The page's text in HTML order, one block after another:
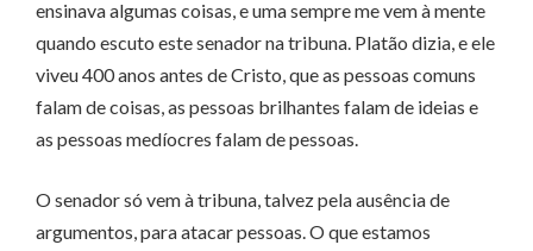
ensinava algumas coisas, e uma sempre me vem à mente
quando escuto este senador na tribuna. Platão dizia, e ele
viveu 400 anos antes de Cristo, que as pessoas comuns
falam de coisas, as pessoas brilhantes falam de ideias e
as pessoas medíocres falam de pessoas.
O senador só vem à tribuna, talvez pela ausência de
argumentos, para atacar pessoas. O que estamos